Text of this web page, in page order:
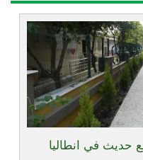
في انطاليا